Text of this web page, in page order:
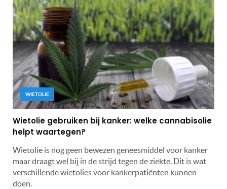
WIETOLIE
Wietolie gebruiken bij kanker: welke cannabisolie
helpt waartegen?
Wietolie is nog geen bewezen geneesmiddel voor kanker
maar draagt wel bij in de strijd tegen de ziekte. Dit is wat
verschillende wietolies voor kankerpatiënten kunnen
doen.